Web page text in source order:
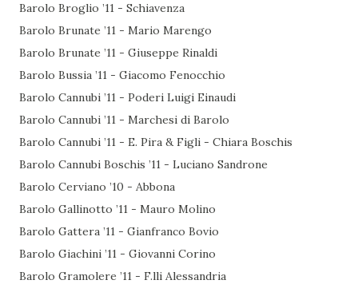
Barolo Broglio ’11 - Schiavenza
Barolo Brunate ’11 - Mario Marengo
Barolo Brunate ’11 - Giuseppe Rinaldi
Barolo Bussia ’11 - Giacomo Fenocchio
Barolo Cannubi ’11 - Poderi Luigi Einaudi
Barolo Cannubi ’11 - Marchesi di Barolo
Barolo Cannubi ’11 - E. Pira & Figli - Chiara Boschis
Barolo Cannubi Boschis ’11 - Luciano Sandrone
Barolo Cerviano ’10 - Abbona
Barolo Gallinotto ’11 - Mauro Molino
Barolo Gattera ’11 - Gianfranco Bovio
Barolo Giachini ’11 - Giovanni Corino
Barolo Gramolere ’11 - F.lli Alessandria